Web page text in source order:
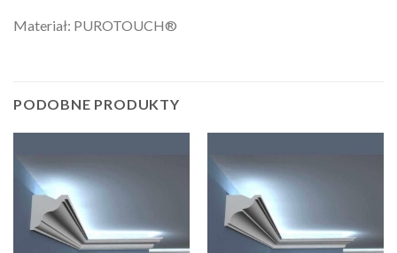
Materiał: PUROTOUCH®
PODOBNE PRODUKTY